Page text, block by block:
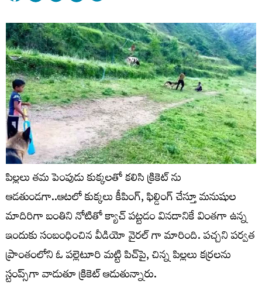
పిల్లలు తమ పెంపుడు కుక్కలతో కలిసి క్రికెట్ ను
ఆడతుండగా..ఆటలో కుక్కలు కీపింగ్, ఫిల్డింగ్ చేస్తూ మనుషుల
మాదిరిగా బంతిని నోటితో క్యాచ్ పట్టడం వినడానికే వింతగా ఉన్న
ఇందుకు సంబంధించిన వీడియో వైరల్ గా మారింది. పచ్చని పర్వత
ప్రాంతంలోని ఓ పల్లెటూరి మట్టి పిచ్‌పై, చిన్న పిల్లలు కర్రలను
స్టంప్స్‌గా వాడుతూ క్రికెట్ ఆడుతున్నారు.